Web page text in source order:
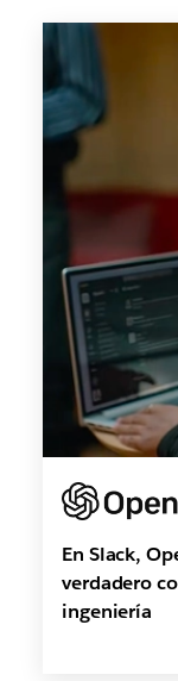
En Slack,
verdadero
ingeniería